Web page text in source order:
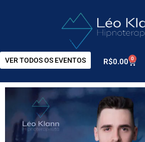
VER TODOS OS EVENTOS R$0.00 0